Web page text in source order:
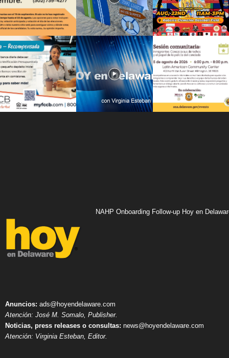
NAHP Onboarding Follow-up Hoy en
Anuncios: ads@hoyendelaware.com
Atención: José M. Somalo, Publisher.
Noticias, press releases o consultas: news@hoyendelaware.com
Atención: Virginia Esteban, Editor.